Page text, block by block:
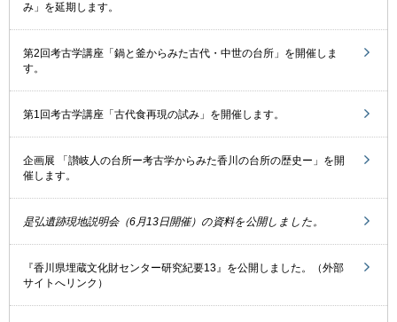
み」を延期します。
第2回考古学講座「鍋と釜からみた古代・中世の台所」を開催しま
す。
第1回考古学講座「古代食再現の試み」を開催します。
企画展 「讃岐人の台所ー考古学からみた香川の台所の歴史ー」を開
催します。
是弘遺跡現地説明会（6月13日開催）の資料を公開しました。
『香川県埋蔵文化財センター研究紀要13』を公開しました。（外部
サイトへリンク）